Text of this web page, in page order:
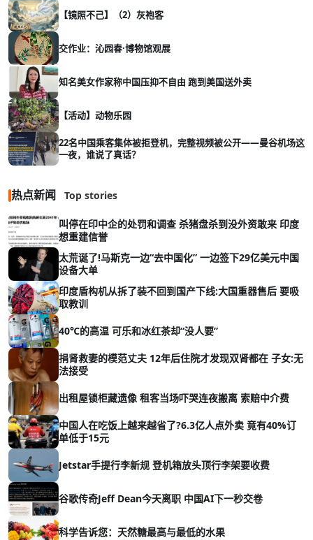
【镜照不己】（2）灰袍客
交作业：沁园春·博物馆观展
知名美女作家称中国压抑不自由 跑到美国送外卖
【活动】动物乐园
22名中国乘客集体被拒登机，完整视频被公开——曼谷机场这
一夜，谁说了真话？
热点新闻 Top stories
叫停在印中企的处罚和调查 杀猪盘杀到没外资敢来 印度
想重建信誉
太荒诞了!马斯克一边“去中国化” 一边签下29亿美元中国
设备大单
印度盾构机从拆了装不回到国产下线:大国重器售后 要吸
取教训
40℃的高温 可乐和冰红茶却“没人要”
捐肾救妻的模范丈夫 12年后住院才发现双肾都在 子女:无
法接受
出租屋锁柜藏遗像 租客当场吓哭连夜搬离 索赔中介费
中国人在吃饭上越来越省了?6.3亿人点外卖 竟有40%订
单低于15元
Jetstar手提行李新规 登机箱放头顶行李架要收费
谷歌传奇Jeff Dean今天离职 中国AI下一秒交卷
科学告诉您：天然糖最高与最低的水果